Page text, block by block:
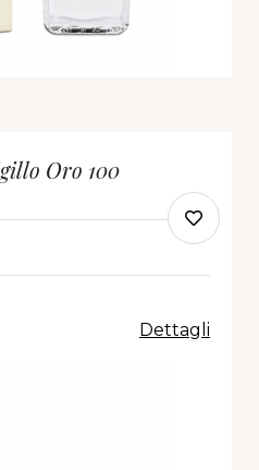
Oro 100
Dettagli